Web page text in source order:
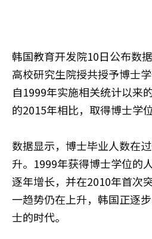
韩国教育开发院10日公布数
高校研究生院授共授予博士
自1999年实施相关统计以来
的2015年相比，取得博士学
数据显示，博士毕业人数在
升。1999年获得博士学位的
逐年增长，并在2010年首次
一趋势仍在上升，韩国正逐
士的时代。